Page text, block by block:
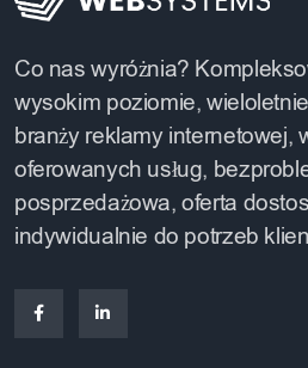
Co nas wyróżnia?
wysokim poziomie,
branży reklamy internetowej,
oferowanych usług,
posprzedażowa, oferta
indywidualnie do potrzeb